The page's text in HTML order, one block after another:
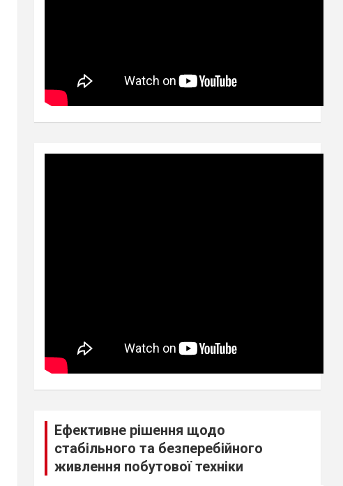
Ефективне рішення щодо
стабільного та безперебійного
живлення побутової техніки